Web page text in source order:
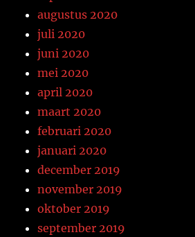
augustus 2020
juli 2020
juni 2020
mei 2020
april 2020
maart 2020
februari 2020
januari 2020
december 2019
november 2019
oktober 2019
september 2019